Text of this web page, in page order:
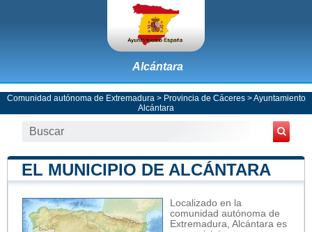
Alcántara
Comunidad autónoma de Extremadura > Provincia de Cáceres>Ayuntamiento
Alcántara
EL MUNICIPIO DE ALCÁNTARA
Localizado en la
comunidad autónoma de
Extremadura, Alcántara es